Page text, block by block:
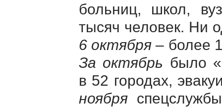
больниц, школ,
тысяч человек. Ни
6 октября– более
За октябрь было
в 52 городах,
ноября